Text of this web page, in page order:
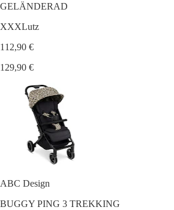
GELÄNDERAD
XXXLutz
112,90 €
129,90 €
ABC Design
BUGGY PING 3 TREKKING